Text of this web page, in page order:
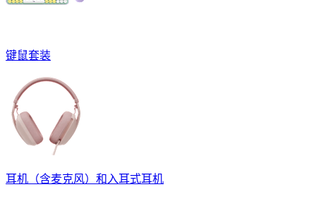
键鼠套装
耳机（含麦克风）和入耳式耳机